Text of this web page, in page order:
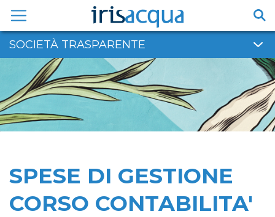
contenuto
SOCIETÀ TRASPARENTE
SPESE DI GESTIONE
CORSO CONTABILITA'